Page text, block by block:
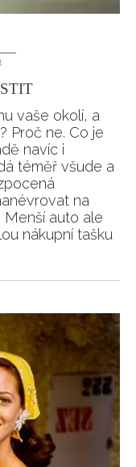
vaše okolí, a
Proč ne. Co je
navíc i
téměř všude a
na
Menší auto ale
nákupní tašku